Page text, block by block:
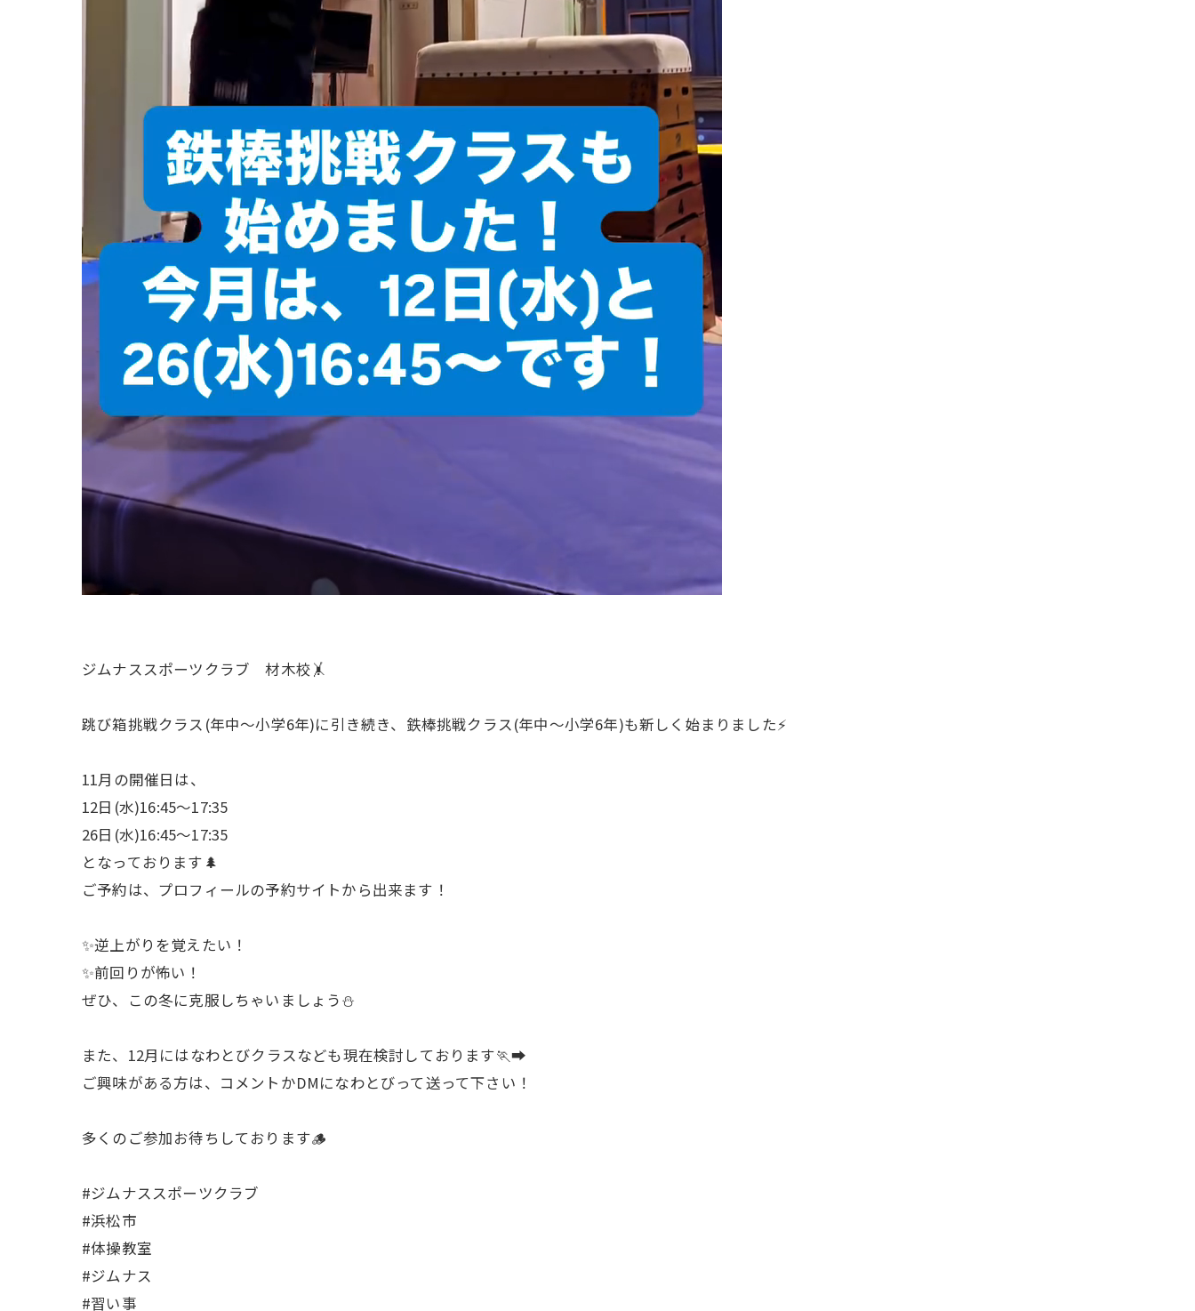
ジムナススポーツクラブ 材木校🤸
跳び箱挑戦クラス(年中〜小学6年)に引き続き、鉄棒挑戦クラス(年中〜小学6年)も新しく始まりました⚡️
11月の開催日は、
12日(水)16:45〜17:35
26日(水)16:45〜17:35
となっております🌲
ご予約は、プロフィールの予約サイトから出来ます！
✨逆上がりを覚えたい！
✨前回りが怖い！
ぜひ、この冬に克服しちゃいましょう⛄️
また、12月にはなわとびクラスなども現在検討しております🏃‍➡️
ご興味がある方は、コメントかDMになわとびって送って下さい！
多くのご参加お待ちしております🪵
#ジムナススポーツクラブ
#浜松市
#体操教室
#ジムナス
#習い事